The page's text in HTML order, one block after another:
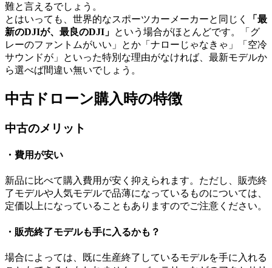
難と言えるでしょう。
とはいっても、世界的なスポーツカーメーカーと同じく
「最
新のDJIが、最良のDJI」 という場合がほとんどです。「グ
レーのファントムがいい」とか「ナローじゃなきゃ」「空冷
サウンドが」といった特別な理由がなければ、最新モデルか
ら選べば間違い無いでしょう。
中古ドローン購入時の特徴
中古のメリット
・費用が安い
新品に比べて購入費用が安く抑えられます。ただし、販売終
了モデルや人気モデルで品薄になっているものについては、
定価以上になっていることもありますのでご注意ください。
・販売終了モデルも手に入るかも？
場合によっては、既に生産終了しているモデルを手に入れる